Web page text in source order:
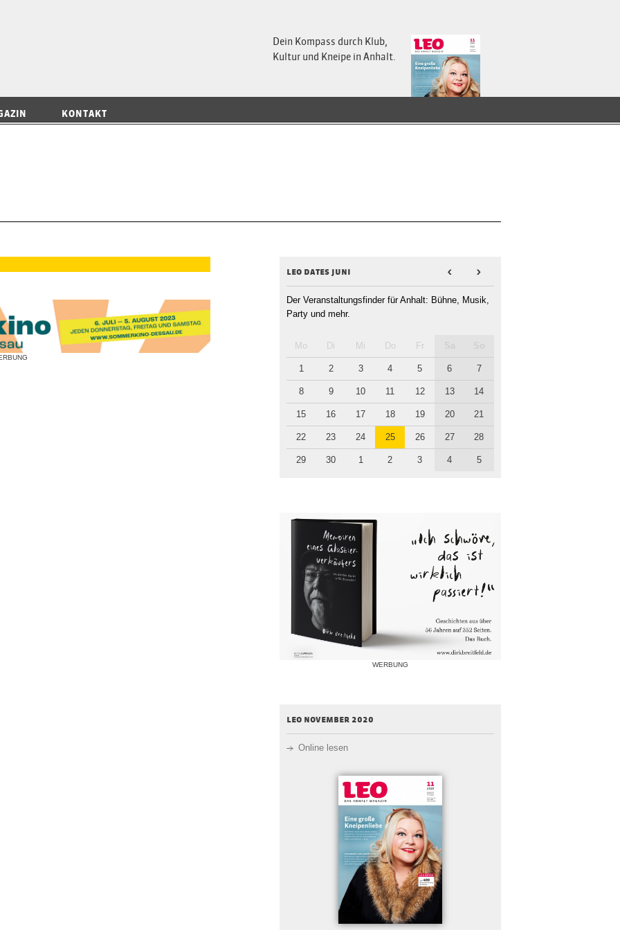
Dein Kompass durch Klub,
Kultur und Kneipe in Anhalt.
KONTAKT
leo dates juni < >
Der Veranstaltungsfinder für Anhalt: Bühne, Musik,
Party und mehr.
Mo Di Mi Do Fr
1 2 3 4 5 6 7
8 9 10 11 12 13 14
15 16 17 18 19 20 21
22 23 24 25 26 27 28
29 30 1 2 3 4 5
WERBUNG
leo november 2020
Online lesen